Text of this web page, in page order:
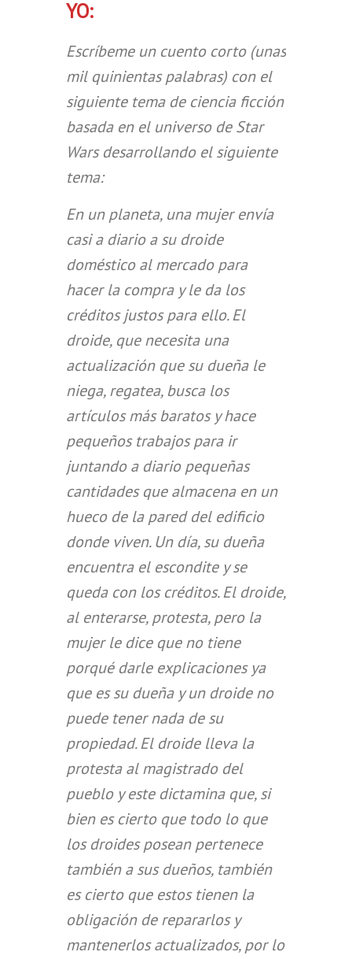
YO:
Escríbeme un cuento corto (unas
mil quinientas palabras) con el
siguiente tema de ciencia ficción
basada en el universo de Star
Wars desarrollando el siguiente
tema:
En un planeta, una mujer envía
casi a diario a su droide
doméstico al mercado para
hacer la compra y le da los
créditos justos para ello. El
droide, que necesita una
actualización que su dueña le
niega, regatea, busca los
artículos más baratos y hace
pequeños trabajos para ir
juntando a diario pequeñas
cantidades que almacena en un
hueco de la pared del edificio
donde viven. Un día, su dueña
encuentra el escondite y se
queda con los créditos. El droide,
al enterarse, protesta, pero la
mujer le dice que no tiene
porqué darle explicaciones ya
que es su dueña y un droide no
puede tener nada de su
propiedad. El droide lleva la
protesta al magistrado del
pueblo y este dictamina que, si
bien es cierto que todo lo que
los droides posean pertenece
también a sus dueños, también
es cierto que estos tienen la
obligación de repararlos y
mantenerlos actualizados, por lo